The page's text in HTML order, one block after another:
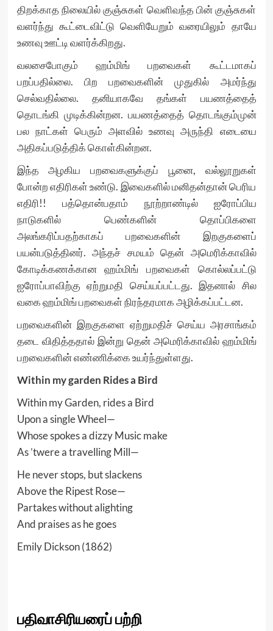
திறக்காத நிலையில் குஞ்சுகள் வெளிவந்த பின் குஞ்சுகள்
வளர்ந்து கூட்டைவிட்டு வெளியேறும் வரையிலும் தாயே
உணவு ஊட்டி வளர்க்கிறது.
வலசைபோகும் ஹம்மிங் பறவைகள் கூட்டமாகப்
பறப்பதில்லை. பிற பறவைகளின் முதுகில் அமர்ந்து
செல்வதில்லை. தனியாகவே தங்கள் பயணத்தைத்
தொடங்கி முடிக்கின்றன. பயணத்தைத் தொடங்கும்முன்
பல நாட்கள் பெரும் அளவில் உணவு அருந்தி எடையை
அதிகப்படுத்திக் கொள்கின்றன.
இந்த அழகிய பறவைகளுக்குப் பூனை, வல்லூறுகள்
போன்ற எதிரிகள் உண்டு. இவைகளில் மனிதன்தான் பெரிய
எதிரி!! பத்தொன்பதாம் நூற்றாண்டில் ஐரோப்பிய
நாடுகளில் பெண்களின் தொப்பிகளை
அலங்கரிப்பதற்காகப் பறவைகளின் இறகுகளைப்
பயன்படுத்தினர். அந்தச் சமயம் தென் அமெரிக்காவில்
கோடிக்கணக்கான ஹம்மிங் பறவைகள் கொல்லப்பட்டு
ஐரோப்பாவிற்கு ஏற்றுமதி செய்யப்பட்டது. இதனால் சில
வகை ஹம்மிங் பறவைகள் நிரந்தரமாக அழிக்கப்பட்டன.
பறவைகளின் இறகுகளை ஏற்றுமதிச் செய்ய அரசாங்கம்
தடை விதித்ததால் இன்று தென் அமெரிக்காவில் ஹம்மிங்
பறவைகளின் எண்ணிக்கை உயர்ந்துள்ளது.
Within my garden Rides a Bird
Within my Garden, rides a Bird
Upon a single Wheel—
Whose spokes a dizzy Music make
As ’twere a travelling Mill—
He never stops, but slackens
Above the Ripest Rose—
Partakes without alighting
And praises as he goes
Emily Dickson (1862)
பதிவாசிரியரைப் பற்றி